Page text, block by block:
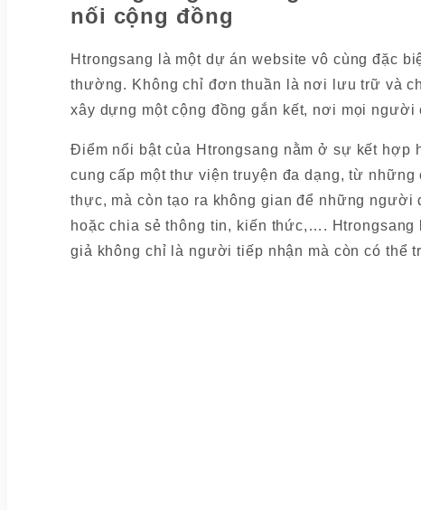
nối cộng đồng
Htrongsang là một dự án website vô cùng đặc
thường. Không chỉ đơn thuần là nơi lưu trữ và
xây dựng một cộng đồng gắn kết, nơi mọi
Điểm nổi bật của Htrongsang nằm ở sự kết hợp
cung cấp một thư viện truyện đa dạng, từ
thực, mà còn tạo ra không gian để những
hoặc chia sẻ thông tin, kiến thức,….
giả không chỉ là người tiếp nhận mà còn có thể